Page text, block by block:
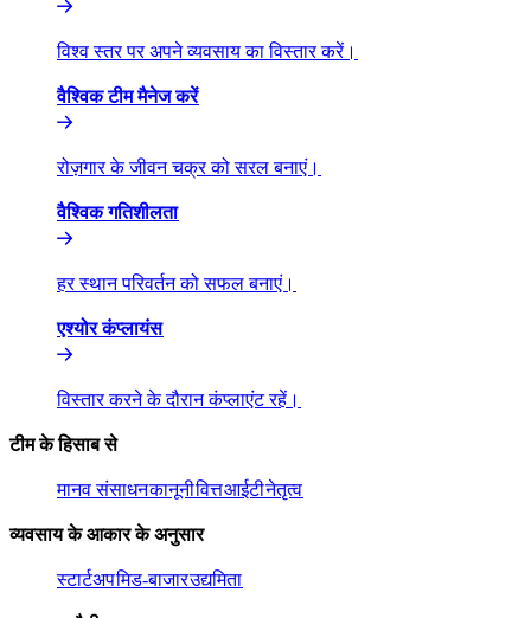
विश्व स्तर पर अपने व्यवसाय का विस्तार करें।​​
वैश्विक टीम मैनेज करें​​
रोज़गार के जीवन चक्र को सरल बनाएं।​​
वैश्विक गतिशीलता​​
हर स्थान परिवर्तन को सफल बनाएं।​​
एश्योर कंप्लायंस​​
विस्तार करने के दौरान कंप्लाएंट रहें।​​
टीम के हिसाब से​​
मानव संसाधन​​कानूनी​​वित्त​​आईटी​​नेतृत्व​​
व्यवसाय के आकार के अनुसार​​
स्टार्टअप​​मिड-बाजार​​उद्यमिता​​